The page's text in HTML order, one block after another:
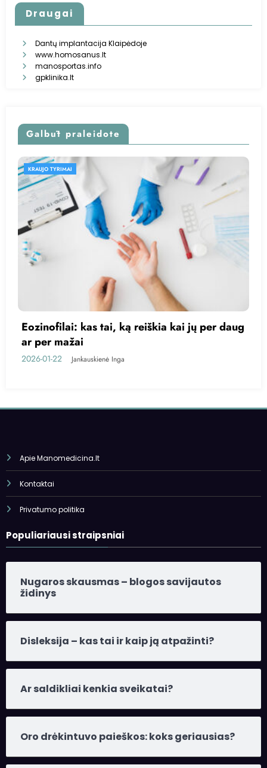
Draugai
Dantų implantacija Klaipėdoje
www.homosanus.lt
manosportas.info
gpklinika.lt
Galbūt praleidote
KRAUJO TYRIMAI
Kas yra trigliceridai?
2026-01-20
Kontaktai
Privatumo politika
Nugaros skausmas – blogos savijautos
židinys
Disleksija – kas tai ir kaip ją atpažinti?
Ar saldikliai kenkia sveikatai?
Oro drėkintuvo paieškos: koks geriausias?